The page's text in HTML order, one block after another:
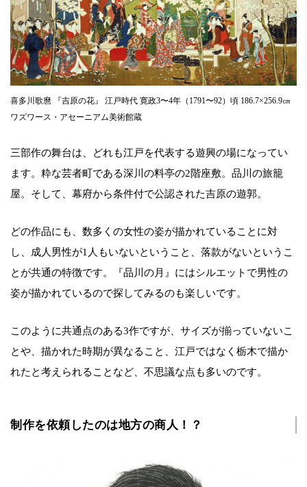
喜多川歌麿 『吉原の花』 江戸時代 寛政3〜4年（1791〜92）頃 186.7×256.9㎝
ワズワース・アセーニアム美術館蔵
三部作の舞台は、どれも江戸を代表する遊興の場になってい
ます。粋な芸者町である深川の料亭の2階座敷。品川の旅籠
屋。そして、幕府から条件付で公認された吉原の遊郭。
どの作品にも、数多くの女性の姿が描かれていることに対
し、成人男性が1人もいないということ、落款がないというこ
とが共通の特徴です。『品川の月』にはシルエットで男性の
姿が描かれているので探してみるのも楽しいです。
このように共通点のある3作ですが、サイズが揃っていないこ
とや、描かれた時期が異なること、江戸ではなく栃木で描か
れたと考えられることなど、不思議な点も多いのです。
制作を依頼したのは地方の商人！？